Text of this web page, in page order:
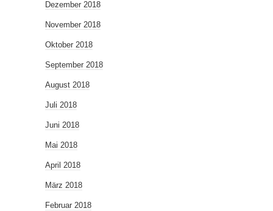
Dezember 2018
November 2018
Oktober 2018
September 2018
August 2018
Juli 2018
Juni 2018
Mai 2018
April 2018
März 2018
Februar 2018